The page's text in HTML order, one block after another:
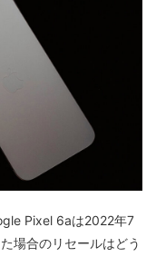
Pixel 6aは2022年7
場合のリセールはどう